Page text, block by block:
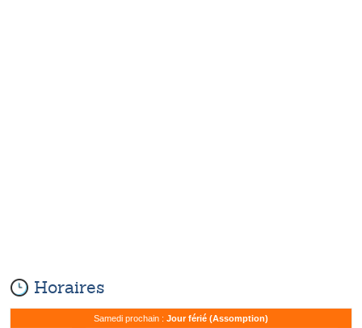
Horaires
Samedi prochain : Jour férié (Assomption)